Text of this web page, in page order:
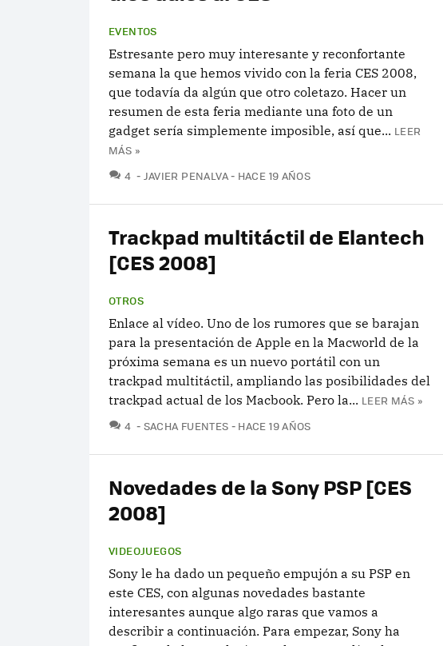
EVENTOS
Estresante pero muy interesante y reconfortante
semana la que hemos vivido con la feria CES 2008,
que todavía da algún que otro coletazo. Hacer un
resumen de esta feria mediante una foto de un
gadget sería simplemente imposible, así que... LEER
MÁS »
4 COMENTARIOS
JAVIER PENALVA HACE 19 AÑOS
Trackpad multitáctil de Elantech
[CES 2008]
OTROS
Enlace al vídeo. Uno de los rumores que se barajan
para la presentación de Apple en la Macworld de la
próxima semana es un nuevo portátil con un
trackpad multitáctil, ampliando las posibilidades del
trackpad actual de los Macbook. Pero la... LEER MÁS »
4 COMENTARIOS
SACHA FUENTES HACE 19 AÑOS
Novedades de la Sony PSP [CES
2008]
VIDEOJUEGOS
Sony le ha dado un pequeño empujón a su PSP en
este CES, con algunas novedades bastante
interesantes aunque algo raras que vamos a
describir a continuación. Para empezar, Sony ha